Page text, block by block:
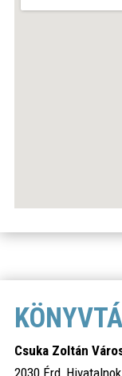
Csuka Zoltán
2030 Érd,